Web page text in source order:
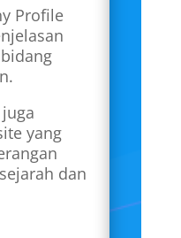
Profile
yang
dan